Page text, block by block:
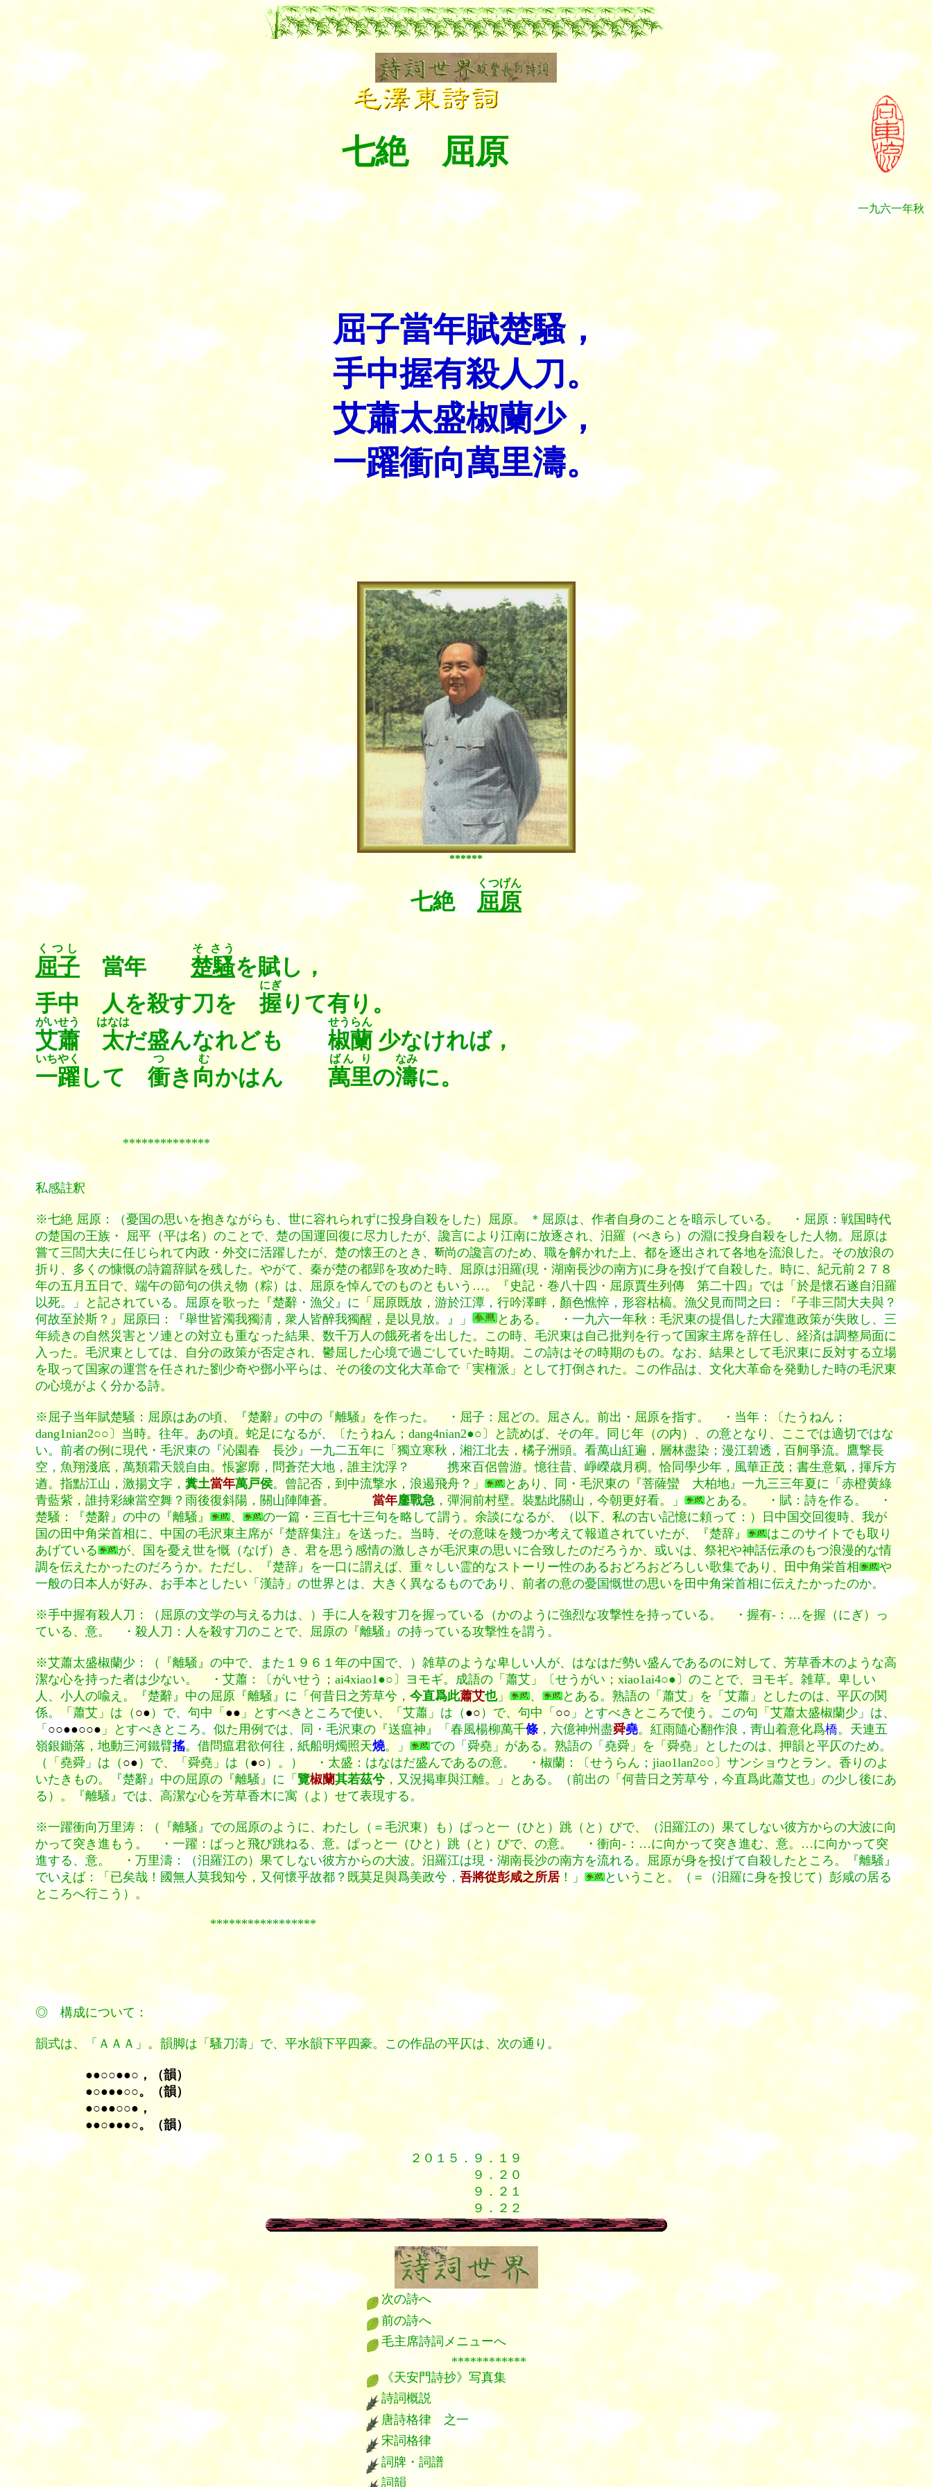
七絶 屈原
一九六一年秋
屈子當年賦楚騷，
手中握有殺人刀。
艾蕭太盛椒蘭少，
一躍衝向萬里濤。
******
七絶屈原
くつげん
屈子
くつし
當年楚騷
そ さう
を賦し，
手中 人を殺す刀を握
にぎ
りて有り。
艾蕭
がいせう
太
はなは
だ盛んなれども椒蘭
せうらん
少なければ，
一躍
いちやく
して衝
つ
き向
む
かはん萬里
ばん り
の濤
なみ
に。
**************
私感註釈
※七絶 屈原：（憂国の思いを抱きながらも、世に容れられずに投身自殺をした）屈原。 ＊屈原は、作者自身のことを暗示している。 ・屈原：戦国時代
の楚国の王族・ 屈平（平は名）のことで、楚の国運回復に尽力したが、讒言により江南に放逐され、汨羅（べきら）の淵に投身自殺をした人物。屈原は
嘗て三閭大夫に任じられて内政・外交に活躍したが、楚の懐王のとき、
尚の讒言のため、職を解かれた上、都を逐出されて各地を流浪した。その放浪の
折り、多くの慷慨の詩篇辞賦を残した。やがて、秦が楚の都郢を攻めた時、屈原は汨羅(現・湖南長沙の南方)に身を投げて自殺した。時に、紀元前２７８
年の五月五日で、端午の節句の供え物（粽）は、屈原を悼んでのものともいう…。『史記・巻八十四・屈原賈生列傳 第二十四』では「於是懷石遂自汨羅
以死。」と記されている。屈原を歌った『楚辭・漁父』に「屈原既放，游於江潭，行吟澤畔，顏色憔悴，形容枯槁。漁父見而問之曰：『子非三閭大夫與？
何故至於斯？』屈原曰：『舉世皆濁我獨淸，衆人皆醉我獨醒，是以見放。』」
とある。 ・一九六一年秋：毛沢東の提倡した大躍進政策が失敗し、三
年続きの自然災害とソ連との対立も重なった結果、数千万人の餓死者を出した。この時、毛沢東は自己批判を行って国家主席を辞任し、経済は調整局面に
入った。毛沢東としては、自分の政策が否定され、鬱屈した心境で過ごしていた時期。この詩はその時期のもの。なお、結果として毛沢東に反対する立場
を取って国家の運営を任された劉少奇や鄧小平らは、その後の文化大革命で「実権派」として打倒された。この作品は、文化大革命を発動した時の毛沢東
の心境がよく分かる詩。
※屈子当年賦楚騒：屈原はあの頃、『楚辭』の中の『離騒』を作った。 ・屈子：屈どの。屈さん。前出・屈原を指す。 ・当年：〔たうねん；
dang1nian2○○〕当時。往年。あの頃。蛇足になるが、〔たうねん；dang4nian2●○〕と読めば、その年。同じ年（の内）、の意となり、ここでは適切ではな
い。前者の例に現代・毛沢東の『沁園春 長沙』一九二五年に「獨立寒秋，湘江北去，橘子洲頭。看萬山紅遍，層林盡染；漫江碧透，百舸爭流。鷹撃長
空，魚翔淺底，萬類霜天競自由。悵寥廓，問蒼茫大地，誰主沈浮？ 携來百侶曾游。憶往昔、崢嶸歳月稠。恰同學少年，風華正茂；書生意氣，揮斥方
遒。指點江山，激揚文字，糞土當年萬戸侯。曾記否，到中流撃水，浪遏飛舟？」
とあり、同・毛沢東の『菩薩蠻 大柏地』一九三三年夏に「赤橙黄綠
青藍紫，誰持彩練當空舞？雨後復斜陽，關山陣陣蒼。當年鏖戰急，彈洞前村壁。裝點此關山，今朝更好看。」
とある。 ・賦：詩を作る。 ・
楚騒：『楚辭』の中の『離騒』
、
の一篇・三百七十三句を略して謂う。余談になるが、（以下、私の古い記憶に頼って：）日中国交回復時、我が
国の田中角栄首相に、中国の毛沢東主席が『楚辞集注』を送った。当時、その意味を幾つか考えて報道されていたが、『楚辞』
はこのサイトでも取り
あげている
が、国を憂え世を慨（なげ）き、君を思う感情の激しさが毛沢東の思いに合致したのだろうか、或いは、祭祀や神話伝承のもつ浪漫的な情
調を伝えたかったのだろうか。ただし、『楚辞』を一口に謂えば、重々しい霊的なストーリー性のあるおどろおどろしい歌集であり、田中角栄首相
や
一般の日本人が好み、お手本としたい「漢詩」の世界とは、大きく異なるものであり、前者の意の憂国慨世の思いを田中角栄首相に伝えたかったのか。
※手中握有殺人刀：（屈原の文学の与える力は、）手に人を殺す刀を握っている（かのように強烈な攻撃性を持っている。 ・握有-：…を握（にぎ）っ
ている、意。 ・殺人刀：人を殺す刀のことで、屈原の『離騒』の持っている攻撃性を謂う。
※艾蕭太盛椒蘭少：（『離騒』の中で、また１９６１年の中国で、）雑草のような卑しい人が、はなはだ勢い盛んであるのに対して、芳草香木のような高
潔な心を持った者は少ない。 ・艾蕭：〔がいせう；ai4xiao1●○〕ヨモギ。成語の「蕭艾」〔せうがい；xiao1ai4○●〕のことで、ヨモギ。雑草。卑しい
人、小人の喩え。『楚辭』中の屈原『離騒』に「何昔日之芳草兮，今直爲此蕭艾也」 、
とある。熟語の「蕭艾」を「艾蕭」としたのは、平仄の関
係。「蕭艾」は（○●）で、句中「●●」とすべきところで使い、「艾蕭」は（●○）で、句中「○○」とすべきところで使う。この句「艾蕭太盛椒蘭少」は、
「○○●●○○●」とすべきところ。似た用例では、同・毛沢東の『送瘟神』「春風楊柳萬千條，六億神州盡舜堯。紅雨隨心翻作浪，靑山着意化爲橋。天連五
嶺銀鋤落，地動三河鐵臂搖。借問瘟君欲何往，紙船明燭照天燒。」
での「舜堯」がある。熟語の「堯舜」を「舜堯」としたのは、押韻と平仄のため。
（「堯舜」は（○●）で、「舜堯」は（●○）。） ・太盛：はなはだ盛んであるの意。 ・椒蘭：〔せうらん；jiao1lan2○○〕サンショウとラン。香りのよ
いたきもの。『楚辭』中の屈原の『離騒』に「覽椒蘭其若茲兮，又況掲車與江離。」とある。（前出の「何昔日之芳草兮，今直爲此蕭艾也」の少し後にあ
る）。『離騒』では、高潔な心を芳草香木に寓（よ）せて表現する。
※一躍衝向万里涛：（『離騒』での屈原のように、わたし（＝毛沢東）も）ぱっと一（ひと）跳（と）びで、（汨羅江の）果てしない彼方からの大波に向
かって突き進もう。 ・一躍：ぱっと飛び跳ねる、意。ぱっと一（ひと）跳（と）びで、の意。 ・衝向-：…に向かって突き進む、意。…に向かって突
進する、意。 ・万里濤：（汨羅江の）果てしない彼方からの大波。汨羅江は現・湖南長沙の南方を流れる。屈原が身を投げて自殺したところ。『離騒』
でいえば：「已矣哉！國無人莫我知兮，又何懷乎故都？既莫足與爲美政兮，吾將從彭咸之所居！」
ということ。（＝（汨羅に身を投じて）彭咸の居る
ところへ行こう）。
*****************
◎ 構成について：
韻式は、「ＡＡＡ」。韻脚は「騷刀濤」で、平水韻下平四豪。この作品の平仄は、次の通り。
●●○○●●○，（韻）
●○●●●○○。（韻）
●○●●○○●，
●●○●●●○。（韻）
２０１５．９．１９
９．２０
９．２１
９．２２
次の詩へ
前の詩へ
毛主席詩詞メニューへ
************
《天安門詩抄》写真集
詩詞概説
唐詩格律 之一
宋詞格律
詞牌・詞譜
詞韻